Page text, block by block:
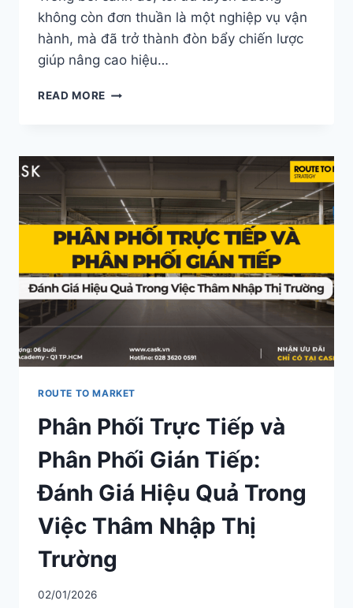
không còn đơn thuần là một nghiệp vụ vận
hành, mà đã trở thành đòn bẩy chiến lược
giúp nâng cao hiệu…
READ MORE TỐI
HÀNG
CHO
ĐỘI
NGŨ
PHÂN
PHỐI
THỰC
PHẨM
ROUTE TO MARKET
Phân Phối Trực Tiếp và
Phân Phối Gián Tiếp:
Đánh Giá Hiệu Quả Trong
Việc Thâm Nhập Thị
Trường
02/01/2026